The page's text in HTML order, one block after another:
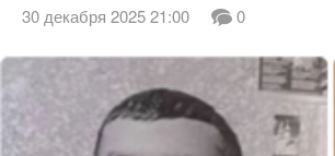
30 декабря 2025 21:00 0